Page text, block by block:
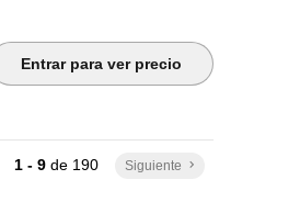
B
Entrar para ver precio
1 - 9 de 190 Siguiente keyboard_arrow_right